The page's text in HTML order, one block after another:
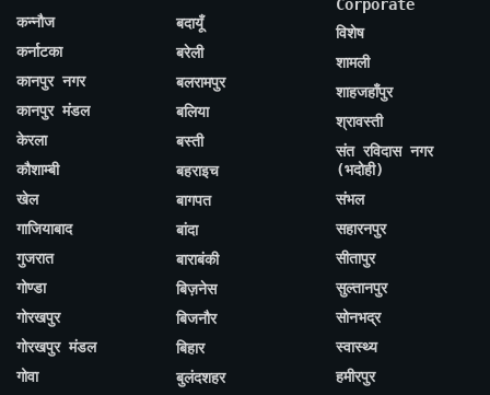
कन्नौज
कर्नाटका
कानपुर नगर
कानपुर मंडल
केरला
कौशाम्बी
खेल
गाजियाबाद
गुजरात
गोण्डा
गोरखपुर
गोरखपुर मंडल
गोवा
बदायूँ
बरेली
बलरामपुर
बलिया
बस्ती
बहराइच
बागपत
बांदा
बाराबंकी
बिज़नेस
बिजनौर
बिहार
बुलंदशहर
Corporate
विशेष
शामली
शाहजहाँपुर
श्रावस्ती
संत रविदास नगर
(भदोही)
संभल
सहारनपुर
सीतापुर
सुल्तानपुर
सोनभद्र
स्वास्थ्य
हमीरपुर